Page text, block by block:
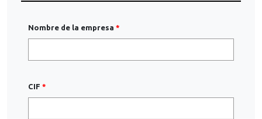
Nombre de la empresa
CIF